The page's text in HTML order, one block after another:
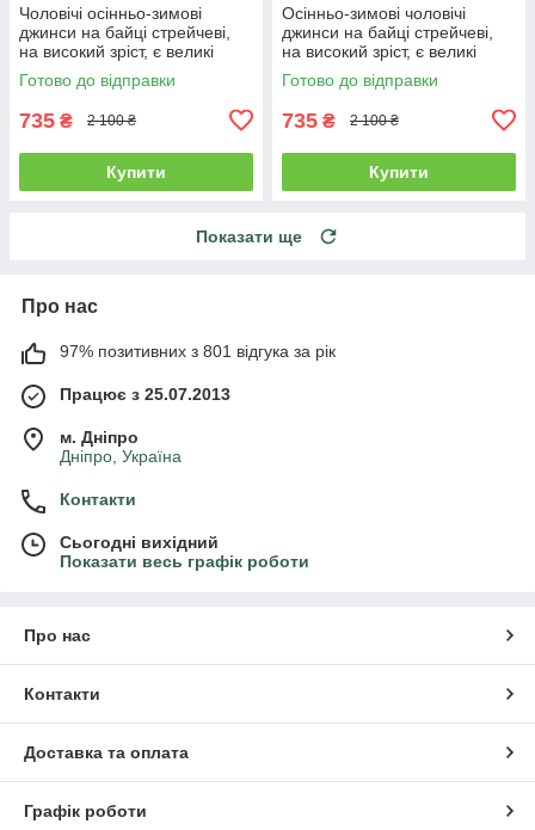
Чоловічі осінньо-зимові
джинси на байці стрейчеві,
на високий зріст, є великі
розміри VINGVGS, Туреччина
Готово до відправки
735 ₴ 2 100 ₴
Купити
Осінньо-зимові чоловічі
джинси на байці стрейчеві,
на високий зріст, є великі
розміри VINGVGS, Туреччина
Готово до відправки
735 ₴ 2 100 ₴
Купити
Показати ще
Про нас
97% позитивних з 801 відгука за рік
Працює з 25.07.2013
м. Дніпро
Дніпро, Україна
Контакти
Сьогодні вихідний
Показати весь графік роботи
Про нас
Контакти
Доставка та оплата
Графік роботи